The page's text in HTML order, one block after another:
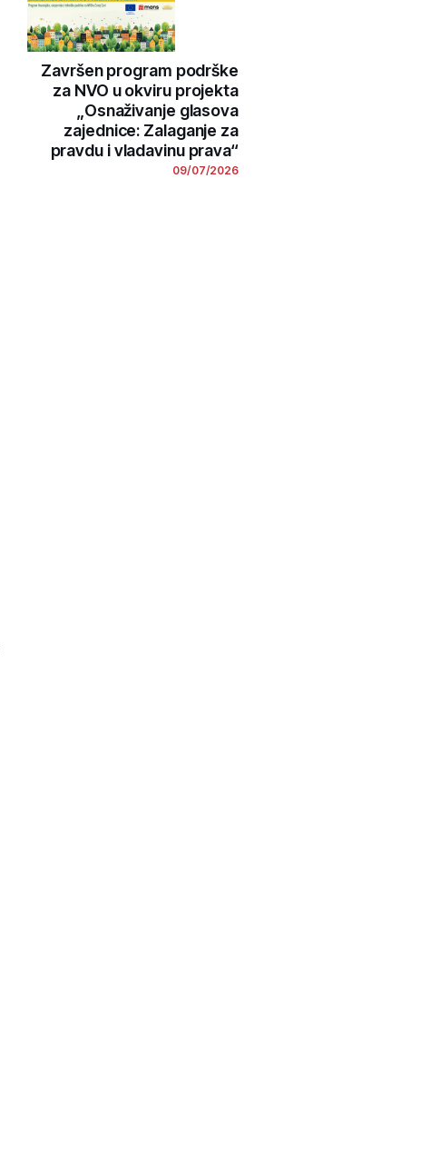
Završen program podrške
za NVO u okviru projekta
„Osnaživanje glasova
zajednice: Zalaganje za
pravdu i vladavinu prava“
09/07/2026